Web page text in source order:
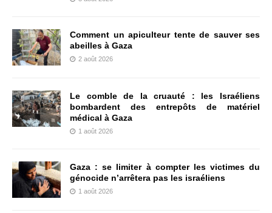
Comment un apiculteur tente de sauver ses
abeilles à Gaza
2 août 2026
Le comble de la cruauté : les Israéliens
bombardent des entrepôts de matériel
médical à Gaza
1 août 2026
Gaza : se limiter à compter les victimes du
génocide n’arrêtera pas les israéliens
1 août 2026